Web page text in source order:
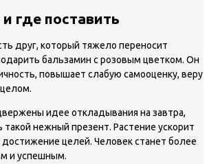
где поставить
друг, который тяжело переносит
бальзамин с розовым цветком. Он
повышает слабую самооценку, веру
идее откладывания на завтра,
такой нежный презент. Растение ускорит
целей. Человек станет более
и успешным.